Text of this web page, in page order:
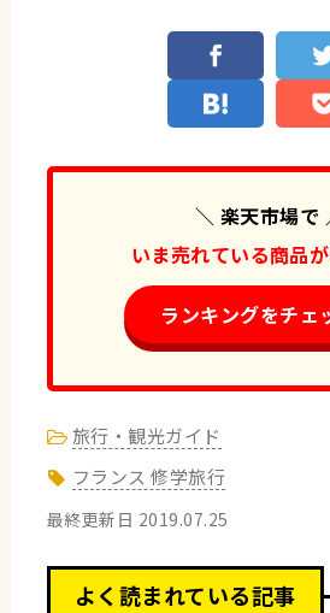
＼ 楽天市場で
いま売れている商品
ランキングをチェ
旅行・観光ガイド
フランス 修学旅行
最終更新日 2019.07.25
よく読まれている記事